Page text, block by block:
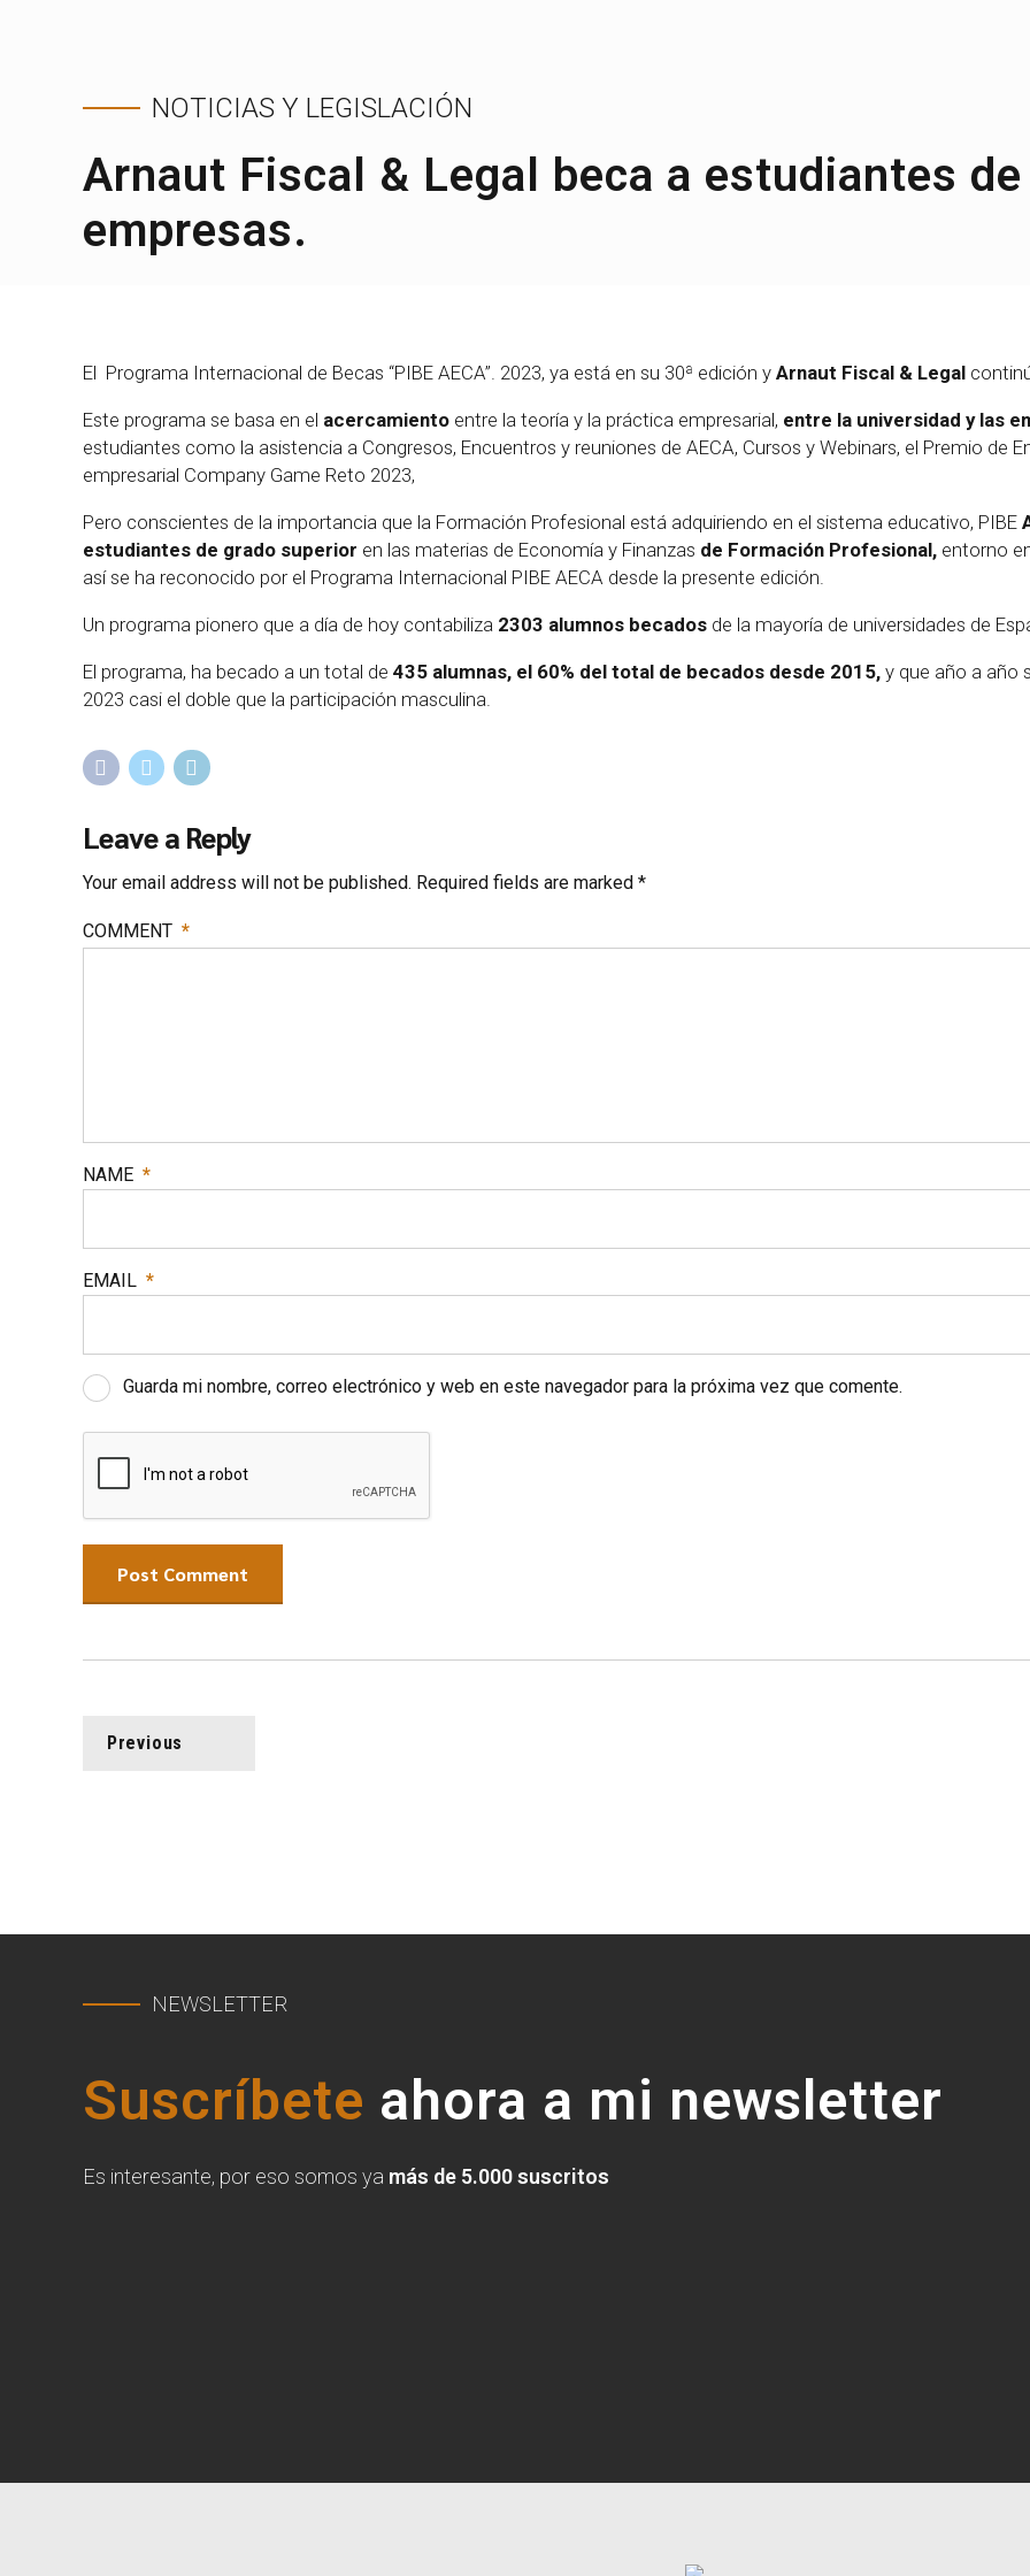
NOTICIAS Y LEGISLACIÓN
Arnaut Fiscal & Legal beca a estudiantes
empresas.
El Programa Internacional de Becas “PIBE AECA”. 2023, ya está en su 30ª edición y Arnaut Fiscal & Legal
Este programa se basa en el acercamiento entre la teoría y la práctica empresarial, entre la universidad y las
estudiantes como la asistencia a Congresos, Encuentros y reuniones de AECA, Cursos y Webinars, el Premio de
empresarial Company Game Reto 2023,
Pero conscientes de la importancia que la Formación Profesional está adquiriendo en el sistema educativo, PIBE
estudiantes de grado superior en las materias de Economía y Finanzas de Formación Profesional, entorno
así se ha reconocido por el Programa Internacional PIBE AECA desde la presente edición.
Un programa pionero que a día de hoy contabiliza 2303 alumnos becados de la mayoría de universidades de
El programa, ha becado a un total de 435 alumnas, el 60% del total de becados desde 2015, y que año a año
2023 casi el doble que la participación masculina.
Leave a Reply
Your email address will not be published. Required fields are marked *
COMMENT *
NAME *
EMAIL *
Guarda mi nombre, correo electrónico y web en este navegador para la próxima vez que comente.
Post Comment
Previous
NEWSLETTER
Suscríbete ahora a mi newsletter
Es interesante, por eso somos ya más de 5.000 suscritos